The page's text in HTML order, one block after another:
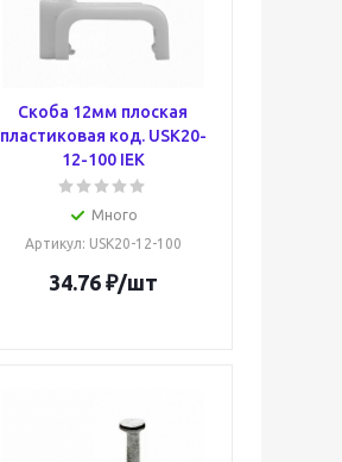
Скоба 12мм плоская
пластиковая код. USK20-
12-100 IEK
Много
Артикул: USK20-12-100
34.76₽/шт